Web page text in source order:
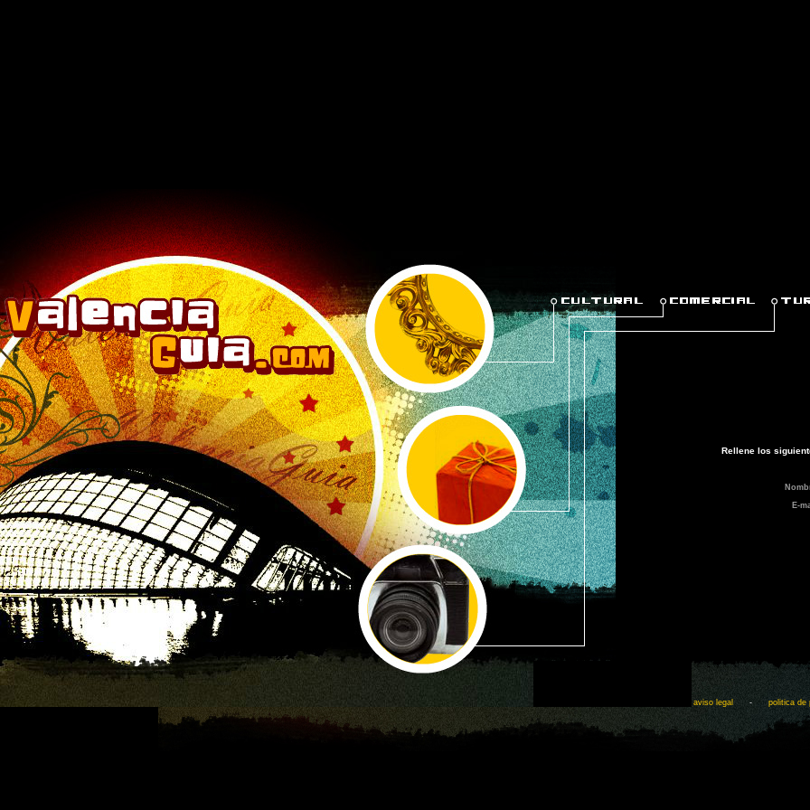
Rellene los
E-
aviso legal - politica de